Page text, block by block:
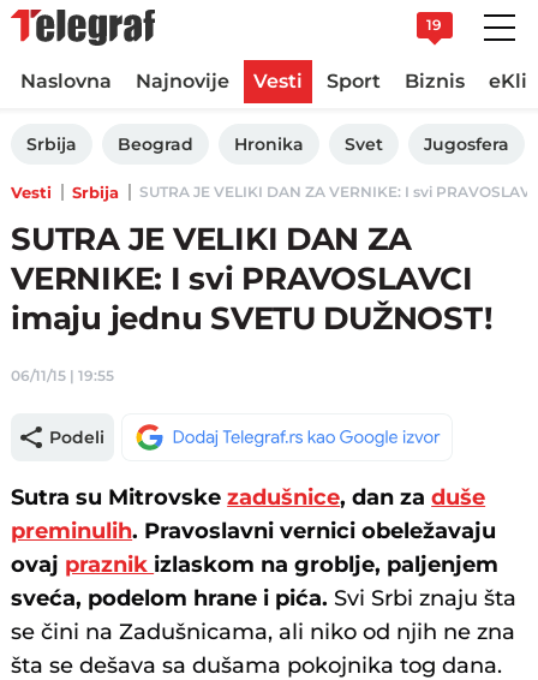
19
Naslovna Najnovije Vesti Sport Biznis
Srbija Beograd Hronika Svet Jugosfera
Vesti Srbija SUTRA JE VELIKI DAN ZA VERNIKE: I svi
SUTRA JE VELIKI DAN ZA
VERNIKE: I svi PRAVOSLAVCI
imaju jednu SVETU DUŽNOST!
06/11/15 | 19:55
Podeli
Sutra su Mitrovskezadušnice, dan zaduše
preminulih. Pravoslavni vernici obeležavaju
ovaj praznik izlaskom na groblje, paljenjem
sveća, podelom hrane i pića. Svi Srbi znaju šta
se čini na Zadušnicama, ali niko od njih ne zna
šta se dešava sa dušama pokojnika tog dana.